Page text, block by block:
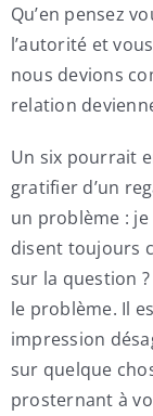
Qu’en pensez
l’autorité et
nous devions
relation
Un six pourrait
gratifier d’un
un problème : je
disent toujours
sur la question
le problème. Il
impression
sur quelque
prosternant à